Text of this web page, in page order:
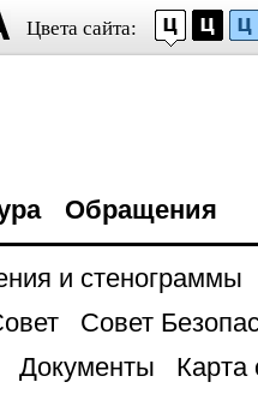
Цвета сайта:
Обращения
и стенограммы
Совет
Документы Карта